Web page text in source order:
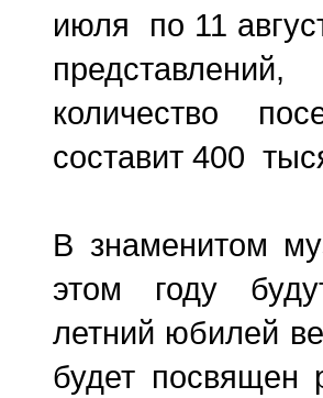
июля по 11
количество
составит 400
В знаменитом
этом году
летний юбилей
будет посвящен